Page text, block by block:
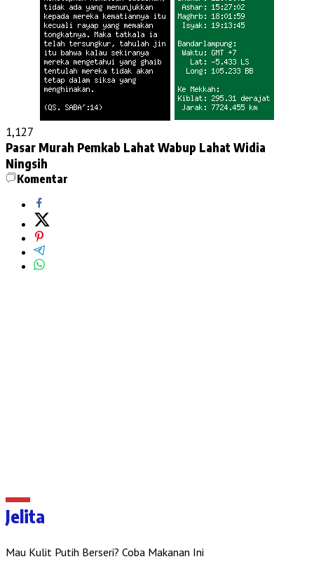
1,127
Pasar Murah Pemkab Lahat Wabup Lahat Widia
Ningsih
Komentar
Jelita
Mau Kulit Putih Berseri? Coba Makanan Ini